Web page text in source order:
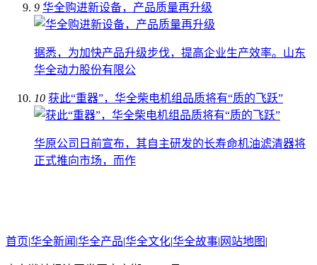
9 华全购进新设备，产品质量再升级
据悉，为加快产品升级步伐，提高企业生产效率。山东
华全动力股份有限公
10 获此“重器”，华全柴电机组品质将有“质的飞跃”
华原公司日前宣布，其自主研发的长寿命机油滤清器将
正式推向市场，而作
首页|华全新闻 |华全产品|华全文化|华全故事| 网站地图 |